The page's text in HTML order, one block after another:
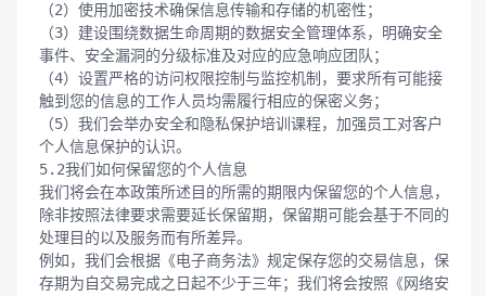
（2）使用加密技术确保信息传输和存储的机密性；
（3）建设围绕数据生命周期的数据安全管理体系，明确安全
事件、安全漏洞的分级标准及对应的应急响应团队；
（4）设置严格的访问权限控制与监控机制，要求所有可能接
触到您的信息的工作人员均需履行相应的保密义务；
（5）我们会举办安全和隐私保护培训课程，加强员工对客户
个人信息保护的认识。
5.2我们如何保留您的个人信息
我们将会在本政策所述目的所需的期限内保留您的个人信息，
除非按照法律要求需要延长保留期，保留期可能会基于不同的
处理目的以及服务而有所差异。
例如，我们会根据《电子商务法》规定保存您的交易信息，保
存期为自交易完成之日起不少于三年；我们将会按照《网络安